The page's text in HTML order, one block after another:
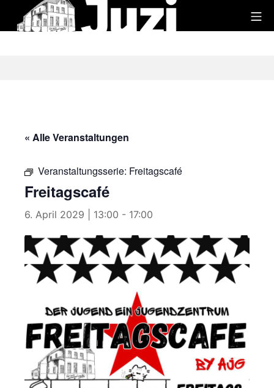
Inhalt
« Alle Veranstaltungen
Veranstaltungsserie: Freitagscafé
Freitagscafé
6. April 2029 | 13:00 - 17:00